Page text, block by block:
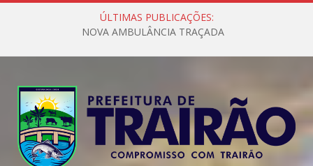
ÚLTIMAS PUBLICAÇÕES:
NOVA AMBULÂNCIA TRAÇADA